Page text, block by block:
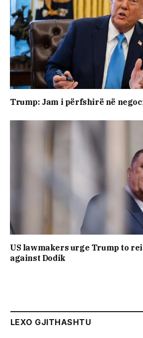
Trump: Jam i përfshirë në
US lawmakers urge Trump to
against Dodik
LEXO GJITHASHTU